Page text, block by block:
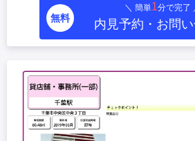
無料
＼ 簡単1分で完了
内見予約・お問